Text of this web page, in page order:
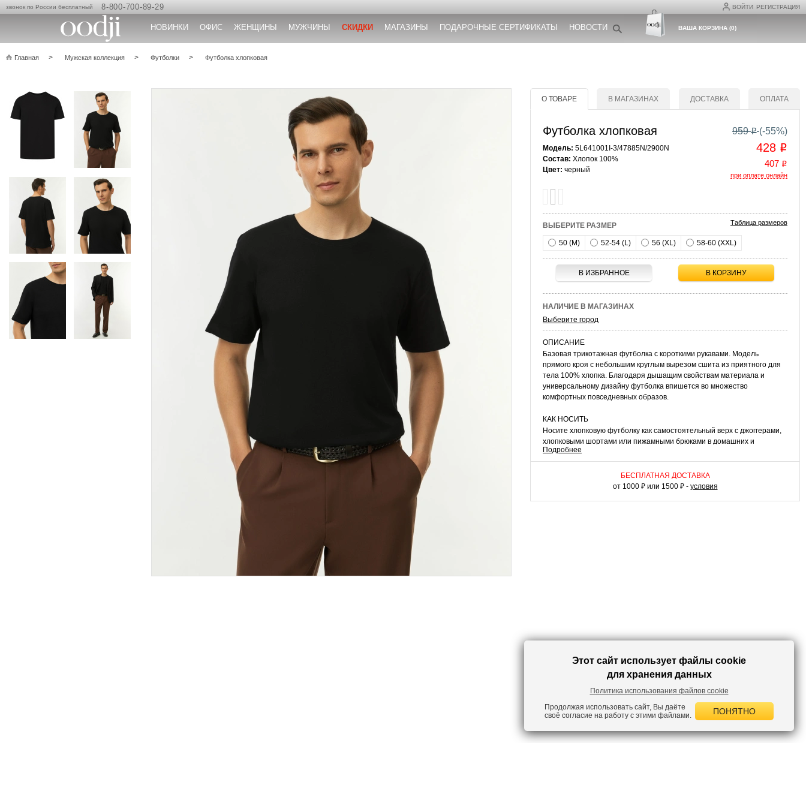
ВОЙТИ РЕГИСТРАЦИЯ
звонок по России бесплатный 8-800-700-89-29
НОВИНКИ ОФИС ЖЕНЩИНЫ МУЖЧИНЫ СКИДКИ МАГАЗИНЫ ПОДАРОЧНЫЕ СЕРТИФИКАТЫ НОВОСТИ ВАША КОРЗИНА(0)
Главная Мужская коллекция Футболки Футболка хлопковая
О ТОВАРЕ В МАГАЗИНАХ ДОСТАВКА ОПЛАТА
Футболка хлопковая
Модель: 5L641001I-3/47885N/2900N
Состав: Хлопок 100%
Цвет: черный
959o (-55%)
428 o
407 o
при оплате онлайн
ВЫБЕРИТЕ РАЗМЕР Таблица размеров
50 (M) 52-54 (L) 56 (XL) 58-60 (XXL)
В ИЗБРАННОЕ В КОРЗИНУ
НАЛИЧИЕ В МАГАЗИНАХ
Выберите город
ОПИСАНИЕ
Базовая трикотажная футболка с короткими рукавами. Модель
прямого кроя с небольшим круглым вырезом сшита из приятного для
тела 100% хлопка. Благодаря дышащим свойствам материала и
универсальному дизайну футболка впишется во множество
комфортных повседневных образов.
КАК НОСИТЬ
Носите хлопковую футболку как самостоятельный верх с джоггерами,
хлопковыми шортами или пижамными брюками в домашних и
спортивных комплектах. В холодный сезон наденьте футболку в
качестве дополнительного слоя под джемпер, худи или свитшот.
Комбинация с джинсами и накинутой сверху расстегнутой клетчатой
рубашкой подойдет для создания удобного аутфита для встречи с
Подробнее
БЕСПЛАТНАЯ ДОСТАВКА
от 1000 ₽ или 1500 ₽ - условия
Этот сайт использует файлы cookie
для хранения данных
Политика использования файлов cookie
Продолжая использовать сайт, Вы даёте
своё согласие на работу с этими файлами.
ПОНЯТНО